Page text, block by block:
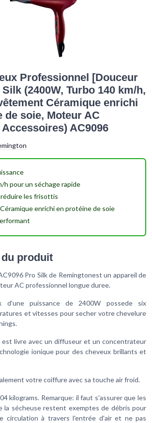
Professionnel [Douceur
(2400W, Turbo 140 km/h,
Céramique enrichi
de soie, Moteur AC
AC9096
h pour un séchage rapide
les frisottis
enrichi en protéine de soie
produit
Pro Silk de Remingtonest un appareil de
AC professionnel longue duree.
d'une puissance de 2400W possede six
et vitesses pour secher votre chevelure
est livre avec un diffuseur et un concentrateur
ionique pour des cheveux brillants et
votre coiffure avec sa touche air froid.
kilograms. Remarque: il faut s'assurer que les
la sécheuse restent exemptes de débris pour
circulation à travers l'entrée d'air et ne pas